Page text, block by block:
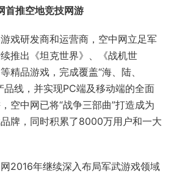
首推空地竞技网游
戏研发商和运营商，空中网立足军
推出《坦克世界》、《战机世
精品游戏，完成覆盖“海、陆、
品线，并实现PC端及移动端的全面
空中网已将“战争三部曲”打造成为
牌，同时积累了8000万用户和一大
网2016年继续深入布局军武游戏领域